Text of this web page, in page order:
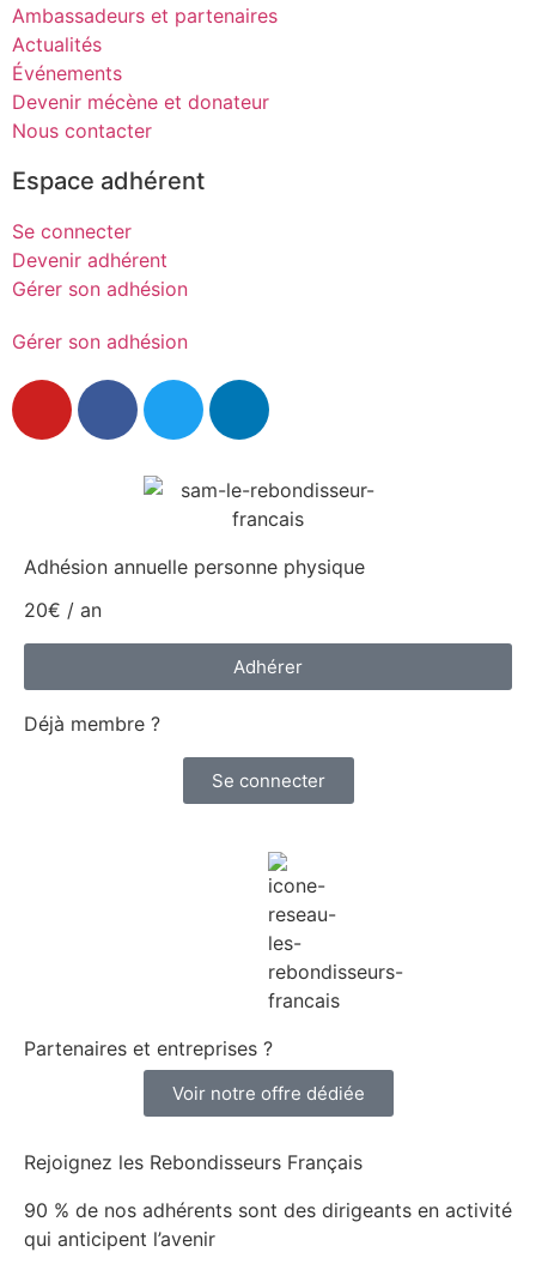
Ambassadeurs et partenaires
Actualités
Événements
Devenir mécène et donateur
Nous contacter
Espace adhérent
Se connecter
Devenir adhérent
Gérer son adhésion
Gérer son adhésion
Rejoignez les Rebondisseurs Français
90 % de nos adhérents sont des dirigeants en activité
qui anticipent l’avenir
Adhésion annuelle personne physique
20€ / an
Adhérer
Déjà membre ?
Se connecter
Partenaires et entreprises ?
Voir notre offre dédiée